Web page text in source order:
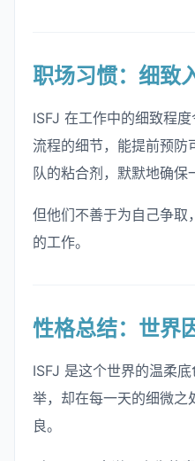
职场习惯：细致
ISFJ 在工作中的细致程
流程的细节，能提前预防
队的粘合剂，默默地确保
但他们不善于为自己争取
的工作。
性格总结：世界
ISFJ 是这个世界的温柔
举，却在每一天的细微之
良。